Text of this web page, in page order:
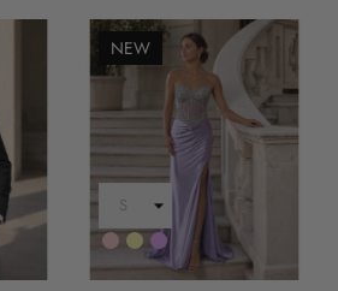
NEW
RosaOroLILLA